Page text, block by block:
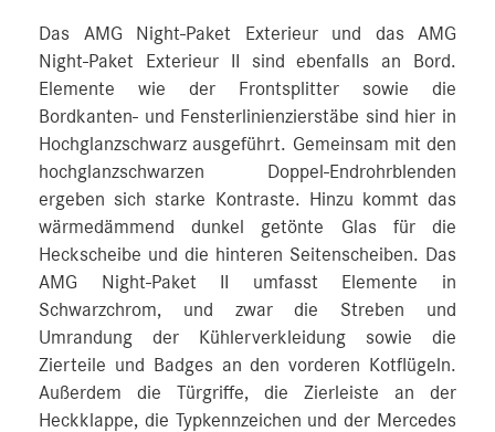
Das AMG Night-Paket Exterieur und das AMG
Night-Paket Exterieur II sind ebenfalls an Bord.
Elemente wie der Frontsplitter sowie die
Bordkanten- und Fensterlinienzierstäbe sind hier in
Hochglanzschwarz ausgeführt. Gemeinsam mit den
hochglanzschwarzen Doppel-Endrohrblenden
ergeben sich starke Kontraste. Hinzu kommt das
wärmedämmend dunkel getönte Glas für die
Heckscheibe und die hinteren Seitenscheiben. Das
AMG Night-Paket II umfasst Elemente in
Schwarzchrom, und zwar die Streben und
Umrandung der Kühlerverkleidung sowie die
Zierteile und Badges an den vorderen Kotflügeln.
Außerdem die Türgriffe, die Zierleiste an der
Heckklappe, die Typkennzeichen und der Mercedes